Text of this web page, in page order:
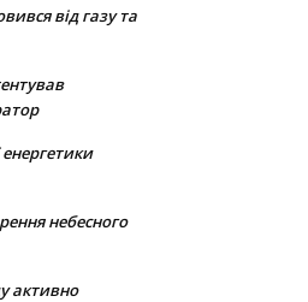
від газу та
енергетики
небесного
активно